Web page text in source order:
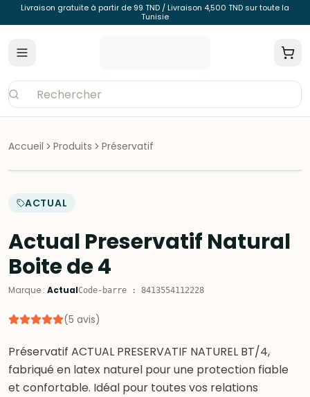
Livraison gratuite à partir de 99 TND / Livraison 4,500 TND sur toute la
Tunisie
Accueil Produits Préservatif
ACTUAL
Actual Preservatif Natural
Boite de 4
Marque : ActualCode-barre : 8413554112228
(5 avis)
Préservatif ACTUAL PRESERVATIF NATUREL BT/4,
fabriqué en latex naturel pour une protection fiable
et confortable. Idéal pour toutes vos relations